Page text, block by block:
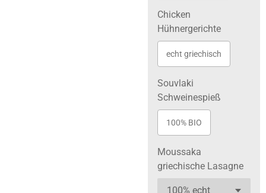
Chicken
Hühnergerichte
echt griechisch
Souvlaki
Schweinespieß
100% BIO
Moussaka
griechische Lasagne